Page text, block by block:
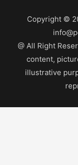
Copyright ©
@ All Right
content,
illustrative